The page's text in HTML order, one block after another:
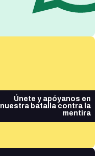
Únete y apóyanos en
nuestra batalla contra la
mentira